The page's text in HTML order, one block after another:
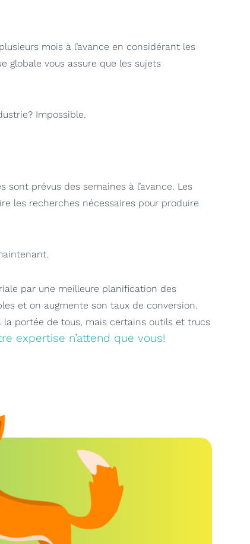
mois à l’avance en considérant les
globale vous assure que les sujets
Impossible.
prévus des semaines à l’avance. Les
les recherches nécessaires pour produire
par une meilleure planification des
et on augmente son taux de conversion.
portée de tous, mais certains outils et trucs
expertise n’attend que vous!